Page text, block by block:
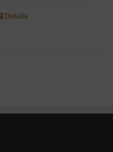
Details